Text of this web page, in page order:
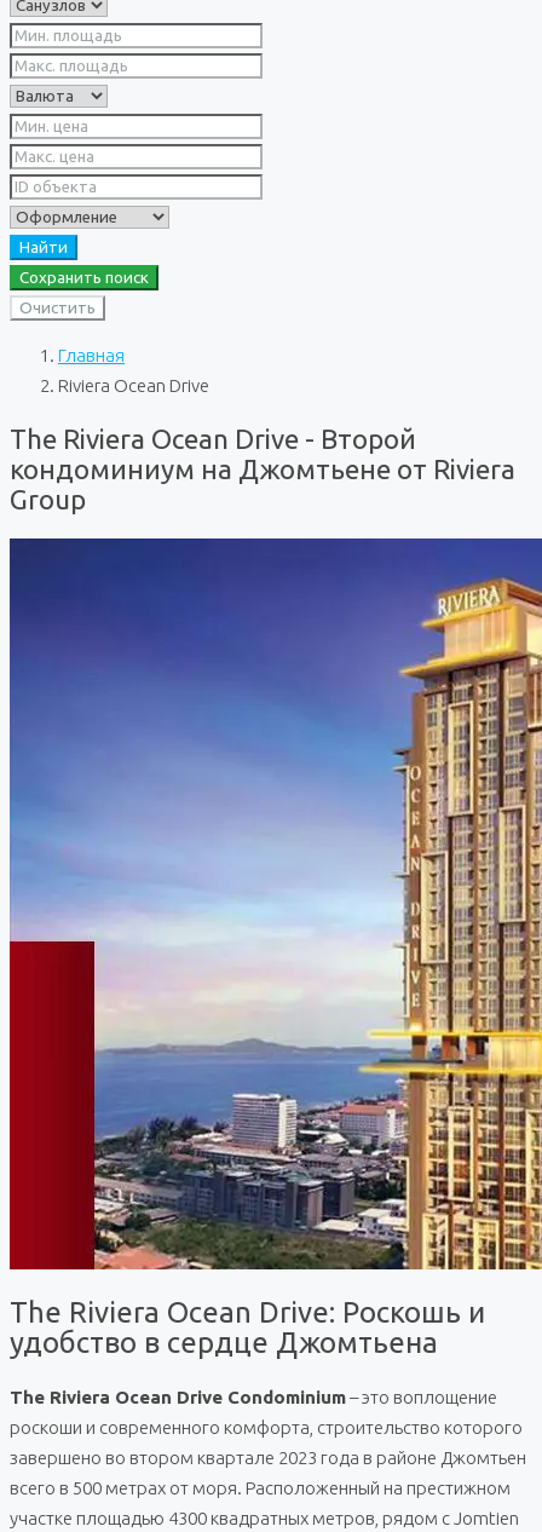
Найти
Сохранить поиск
Очистить
Главная
Riviera Ocean Drive
The Riviera Ocean Drive - Второй
кондоминиум на Джомтьене от Riviera
Group
The Riviera Ocean Drive: Роскошь и
удобство в сердце Джомтьена
The Riviera Ocean Drive Condominium– это воплощение
роскоши и современного комфорта, строительство которого
завершено во втором квартале 2023 года в районе Джомтьен
всего в 500 метрах от моря. Расположенный на престижном
участке площадью 4300 квадратных метров, рядом с Jomtien